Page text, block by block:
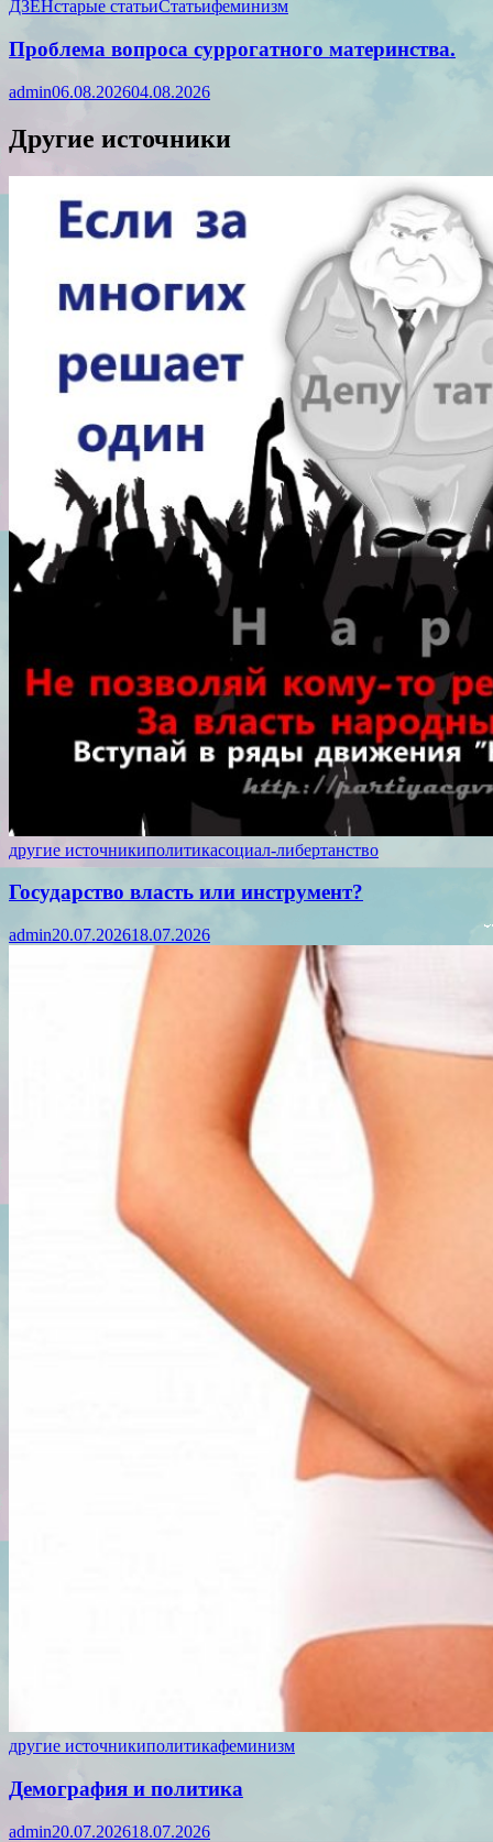
ДЗЕНстарые статьиСтатьифеминизм
Проблема вопроса суррогатного материнства.
admin06.08.202604.08.2026
Другие источники
другие источникиполитикасоциал-либертанство
Государство власть или инструмент?
admin20.07.202618.07.2026
другие источникиполитикафеминизм
Демография и политика
admin20.07.202618.07.2026